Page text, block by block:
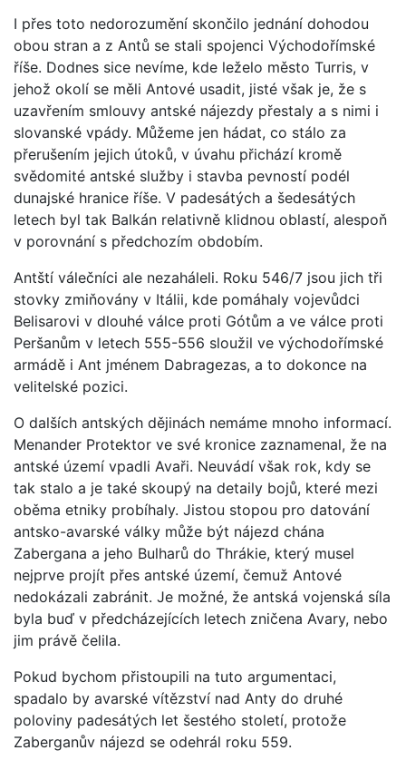
I přes toto nedorozumění skončilo jednání dohodou
obou stran a z Antů se stali spojenci Východořímské
říše. Dodnes sice nevíme, kde leželo město Turris, v
jehož okolí se měli Antové usadit, jisté však je, že s
uzavřením smlouvy antské nájezdy přestaly a s nimi i
slovanské vpády. Můžeme jen hádat, co stálo za
přerušením jejich útoků, v úvahu přichází kromě
svědomité antské služby i stavba pevností podél
dunajské hranice říše. V padesátých a šedesátých
letech byl tak Balkán relativně klidnou oblastí, alespoň
v porovnání s předchozím obdobím.
Antští válečníci ale nezaháleli. Roku 546/7 jsou jich tři
stovky zmiňovány v Itálii, kde pomáhaly vojevůdci
Belisarovi v dlouhé válce proti Gótům a ve válce proti
Peršanům v letech 555-556 sloužil ve východořímské
armádě i Ant jménem Dabragezas, a to dokonce na
velitelské pozici.
O dalších antských dějinách nemáme mnoho informací.
Menander Protektor ve své kronice zaznamenal, že na
antské území vpadli Avaři. Neuvádí však rok, kdy se
tak stalo a je také skoupý na detaily bojů, které mezi
oběma etniky probíhaly. Jistou stopou pro datování
antsko-avarské války může být nájezd chána
Zabergana a jeho Bulharů do Thrákie, který musel
nejprve projít přes antské území, čemuž Antové
nedokázali zabránit. Je možné, že antská vojenská síla
byla buď v předcházejících letech zničena Avary, nebo
jim právě čelila.
Pokud bychom přistoupili na tuto argumentaci,
spadalo by avarské vítězství nad Anty do druhé
poloviny padesátých let šestého století, protože
Zaberganův nájezd se odehrál roku 559.